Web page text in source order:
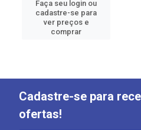
Faça seu login ou
cadastre-se para
ver preços e
comprar
Cadastre-se para
ofertas!